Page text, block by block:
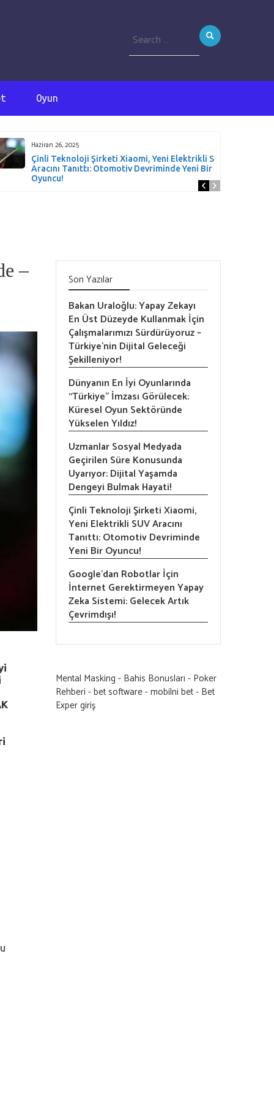
Search
Oyun
Haziran 26, 2025
Çinli Teknoloji Şirketi Xiaomi, Yeni Elektrikli SUV
Aracını Tanıttı: Otomotiv Devriminde Yeni Bir
Oyuncu!
–
Son Yazılar
Bakan Uraloğlu: Yapay Zekayı
En Üst Düzeyde Kullanmak İçin
Çalışmalarımızı Sürdürüyoruz –
Türkiye’nin Dijital Geleceği
Şekilleniyor!
Dünyanın En İyi Oyunlarında
“Türkiye” İmzası Görülecek:
Küresel Oyun Sektöründe
Yükselen Yıldız!
Uzmanlar Sosyal Medyada
Geçirilen Süre Konusunda
Uyarıyor: Dijital Yaşamda
Dengeyi Bulmak Hayati!
Çinli Teknoloji Şirketi Xiaomi,
Yeni Elektrikli SUV Aracını
Tanıttı: Otomotiv Devriminde
Yeni Bir Oyuncu!
Google’dan Robotlar İçin
İnternet Gerektirmeyen Yapay
Zeka Sistemi: Gelecek Artık
Çevrimdışı!
Mental Masking - Bahis Bonusları - Poker
Rehberi -bet software-mobilni bet- Bet
Exper giriş